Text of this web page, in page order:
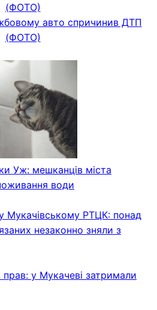
Уж: мешканців міста
води
Мукачівському РТЦК: понад
незаконно зняли з
у Мукачеві затримали